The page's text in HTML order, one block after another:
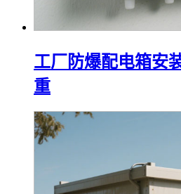
工厂防爆配电箱安
重